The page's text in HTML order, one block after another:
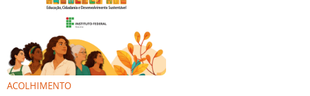
ACOLHIMENTO